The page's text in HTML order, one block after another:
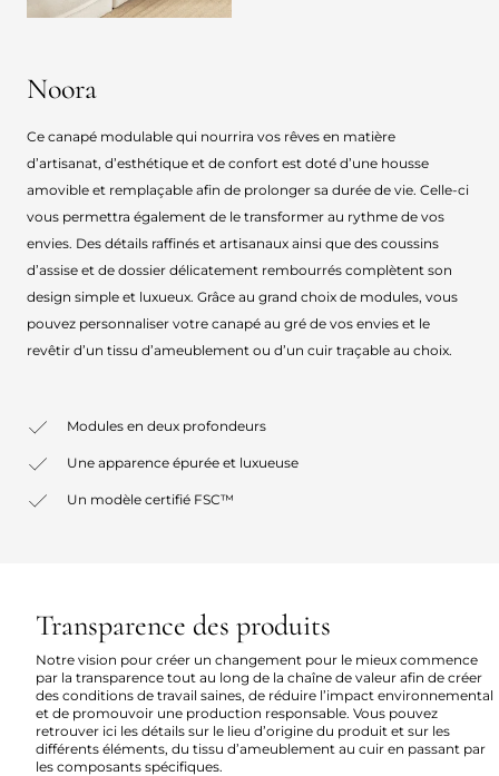
Noora
Ce canapé modulable qui nourrira vos rêves en matière
d’artisanat, d’esthétique et de confort est doté d’une housse
amovible et remplaçable afin de prolonger sa durée de vie. Celle-ci
vous permettra également de le transformer au rythme de vos
envies. Des détails raffinés et artisanaux ainsi que des coussins
d’assise et de dossier délicatement rembourrés complètent son
design simple et luxueux. Grâce au grand choix de modules, vous
pouvez personnaliser votre canapé au gré de vos envies et le
revêtir d’un tissu d’ameublement ou d’un cuir traçable au choix.
Modules en deux profondeurs
Une apparence épurée et luxueuse
Un modèle certifié FSC™
Transparence des produits
Notre vision pour créer un changement pour le mieux commence
par la transparence tout au long de la chaîne de valeur afin de créer
des conditions de travail saines, de réduire l’impact environnemental
et de promouvoir une production responsable. Vous pouvez
retrouver ici les détails sur le lieu d’origine du produit et sur les
différents éléments, du tissu d’ameublement au cuir en passant par
les composants spécifiques.